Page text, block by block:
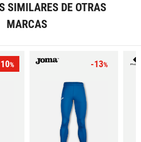
SIMILARES DE OTRAS
MARCAS
% -13%